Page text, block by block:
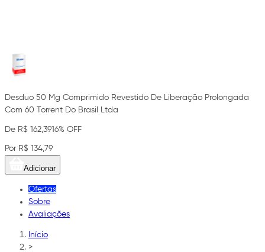
Desduo 50 Mg Comprimido Revestido De Liberação Prolongada
Com 60 Torrent Do Brasil Ltda
De R$ 162,3916% OFF
Por R$ 134,79
Adicionar
Ofertas
Sobre
Avaliações
Início
>